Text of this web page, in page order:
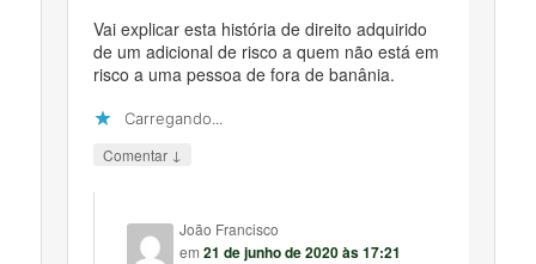
Vai explicar esta história de direito adquirido
de um adicional de risco a quem não está em
risco a uma pessoa de fora de banânia.
Carregando...
Comentar ↓
João Francisco
em21 de junho de 2020 às 17:21